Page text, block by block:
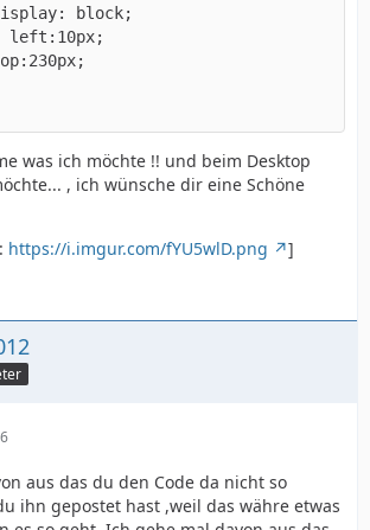
was ich möchte !! und beim Desktop
, ich wünsche dir eine Schöne
https://i.imgur.com/fYU5wlD.png ]
aus das du den Code da nicht so
ihn gepostet hast ,weil das währe etwas